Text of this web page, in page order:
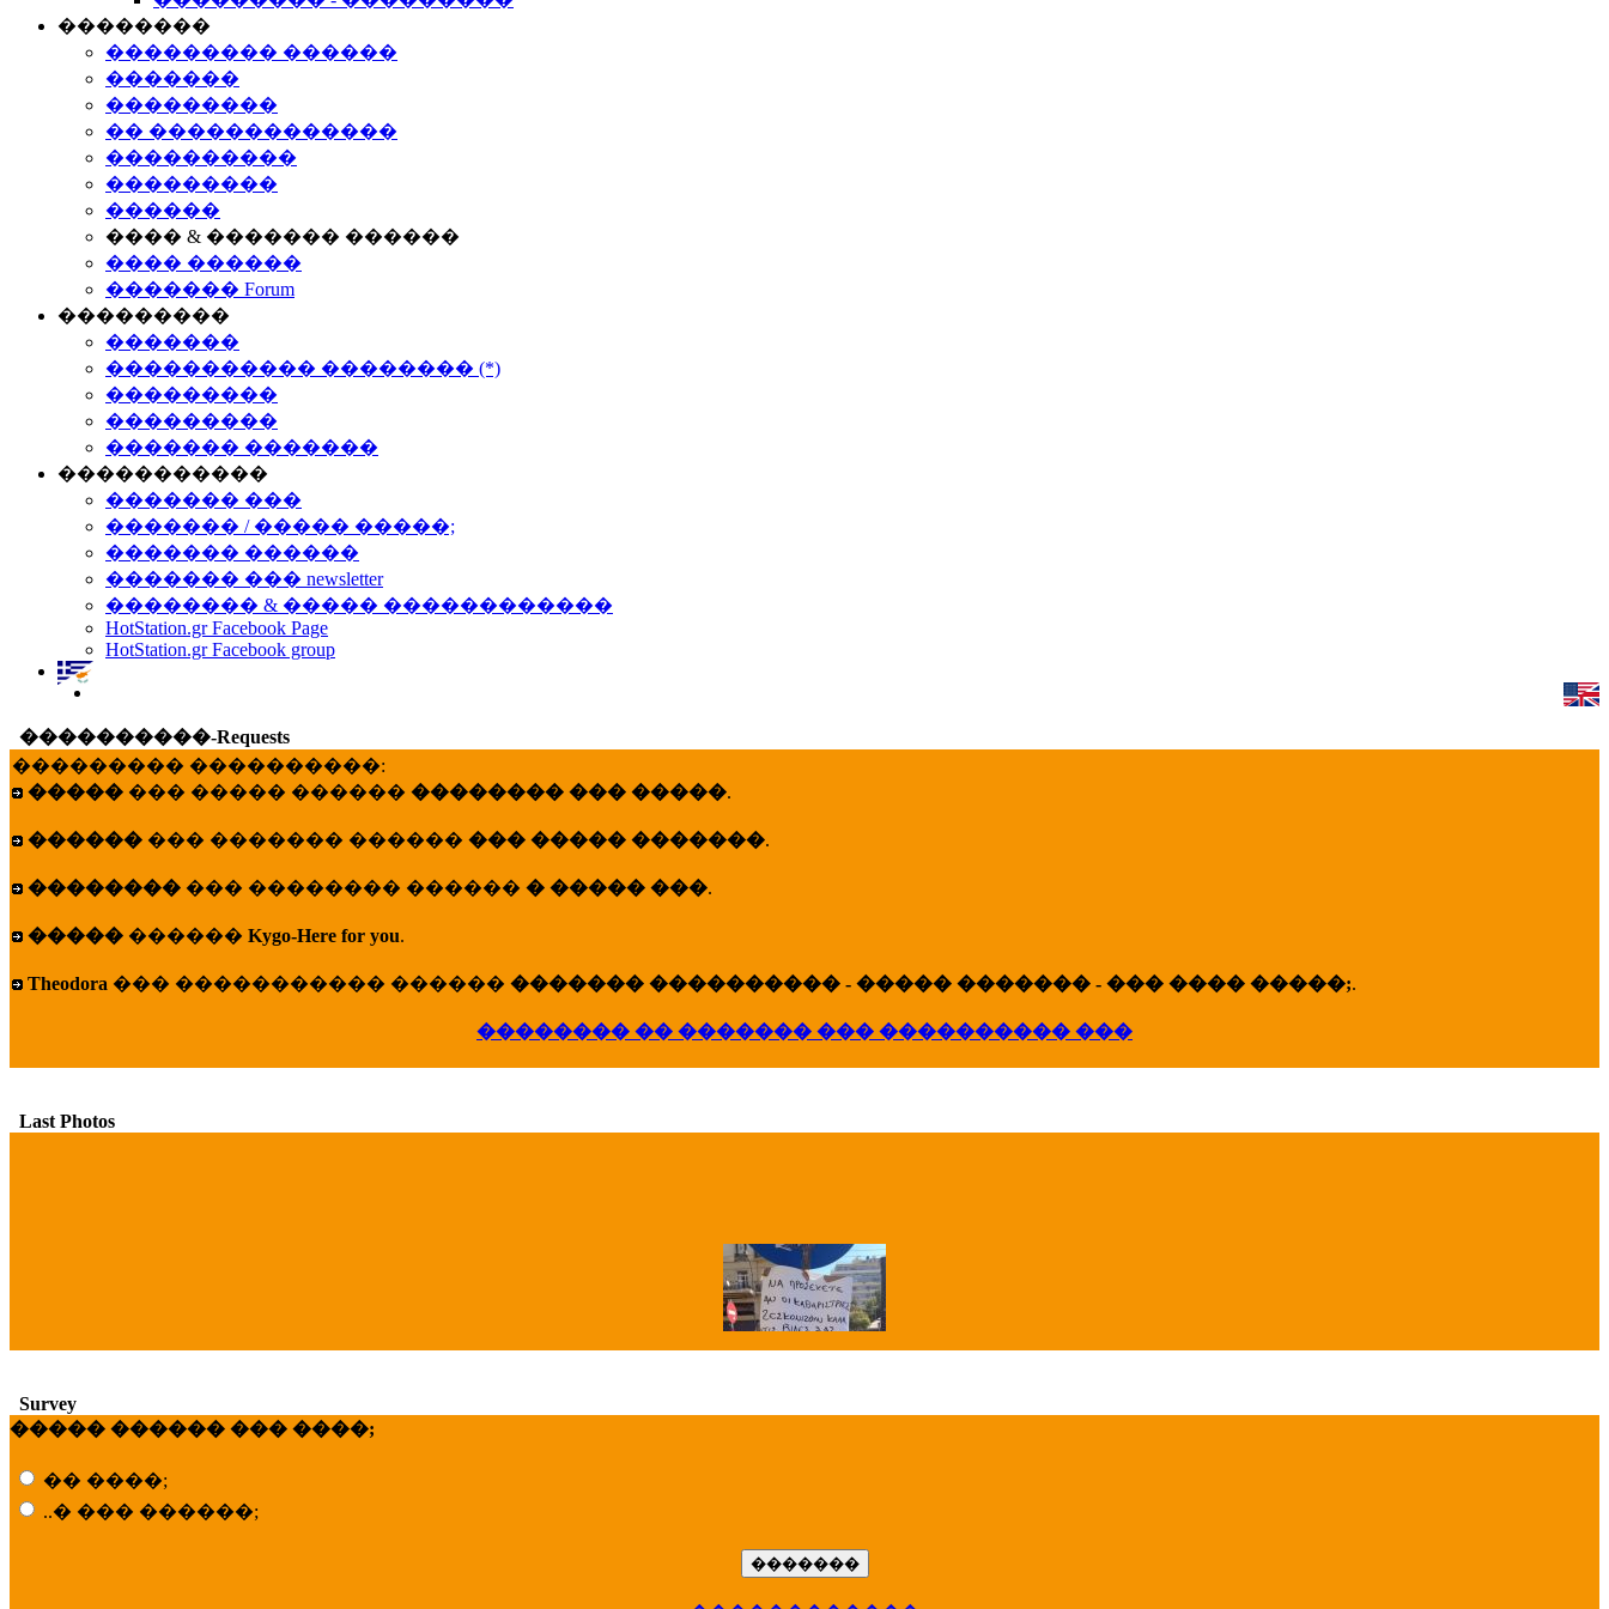
��������
��������� ������
�������
���������
�� �������������
����������
���������
������
���� & ������� ������
���� ������
������� Forum
���������
�������
����������� �������� (*)
���������
���������
������� �������
�����������
������� ���
������� / ����� �����;
������� ������
������� ��� newsletter
�������� & ����� ������������
HotStation.gr Facebook Page
HotStation.gr Facebook group
����������-Requests
��������� ����������:
����� ��� ����� ������ �������� ��� �����.
������ ��� ������� ������ ��� ����� �������.
�������� ��� �������� ������ � ����� ���.
����� ������ Kygo-Here for you.
Theodora ��� ����������� ������ ������� ���������� - ����� ������� - ��� ���� �����;.
�������� �� ������� ��� ���������� ���
Last Photos
Survey
����� ������ ��� ����;
�� ����;
..� ��� ������;